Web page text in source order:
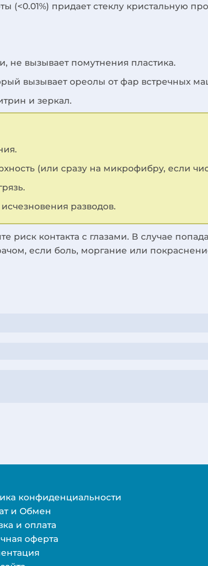
(<0.01%) придает стеклу кристальную
не вызывает помутнения пластика.
вызывает ореолы от фар встречных
и зеркал.
(или сразу на микрофибру, если
разводов.
риск контакта с глазами. В случае
если боль, моргание или
конфиденциальности
и Обмен
и оплата
оферта